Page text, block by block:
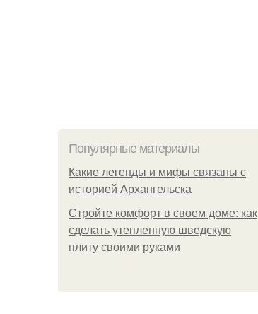
Популярные материалы
Какие легенды и мифы связаны с
историей Архангельска
Стройте комфорт в своем доме: как
сделать утепленную шведскую
плиту своими руками